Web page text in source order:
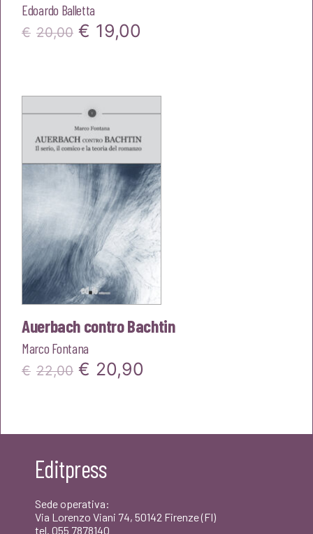
Edoardo Balletta
€ 20,00 Il
era:
€20,00.
€ 19,00
€19,00.
Auerbach contro Bachtin
Marco Fontana
€ 22,00 Il
€22,00.
€ 20,90
Editpress
Sede operativa:
Via Lorenzo Viani 74, 50142 Firenze (FI)
tel. 055 7878140